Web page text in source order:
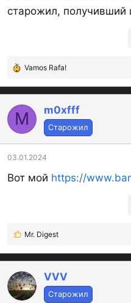
старожил, получивший
Р
а
к
и
и
:
Vamos Rafa!
M m0xfff
Старожил
03.01.2024
Вот мой https://
Р
а
к
ц
и
Mr. Digest
VVV
Старожил